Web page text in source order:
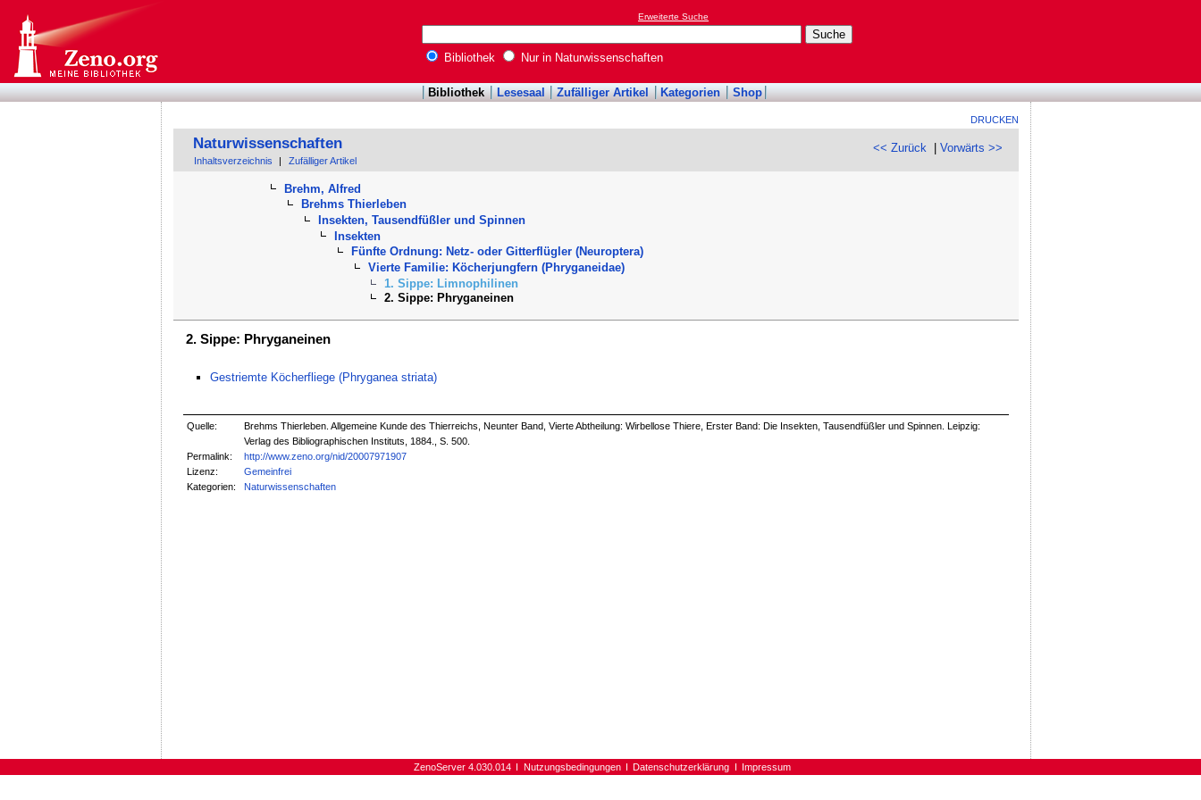
Erweiterte Suche
Bibliothek Nur in Naturwissenschaften
Bibliothek Lesesaal Zufälliger Artikel Kategorien Shop
DRUCKEN
<< Zurück |Vorwärts >>
Naturwissenschaften
Inhaltsverzeichnis Zufälliger Artikel
Brehm, Alfred
Brehms Thierleben
Insekten, Tausendfüßler und Spinnen
Insekten
Fünfte Ordnung: Netz- oder Gitterflügler (Neuroptera)
Vierte Familie: Köcherjungfern (Phryganeidae)
1. Sippe: Limnophilinen
2. Sippe: Phryganeinen
2. Sippe: Phryganeinen
Gestriemte Köcherfliege (Phryganea striata)
Quelle:
Brehms Thierleben. Allgemeine Kunde des Thierreichs, Neunter Band, Vierte Abtheilung: Wirbellose Thiere, Erster Band: Die Insekten, Tausendfüßler und Spinnen. Leipzig:
Verlag des Bibliographischen Instituts, 1884., S. 500.
Permalink:
http://www.zeno.org/nid/20007971907
Lizenz:
Gemeinfrei
Kategorien:
Naturwissenschaften
ZenoServer 4.030.014 Nutzungsbedingungen Datenschutzerklärung Impressum